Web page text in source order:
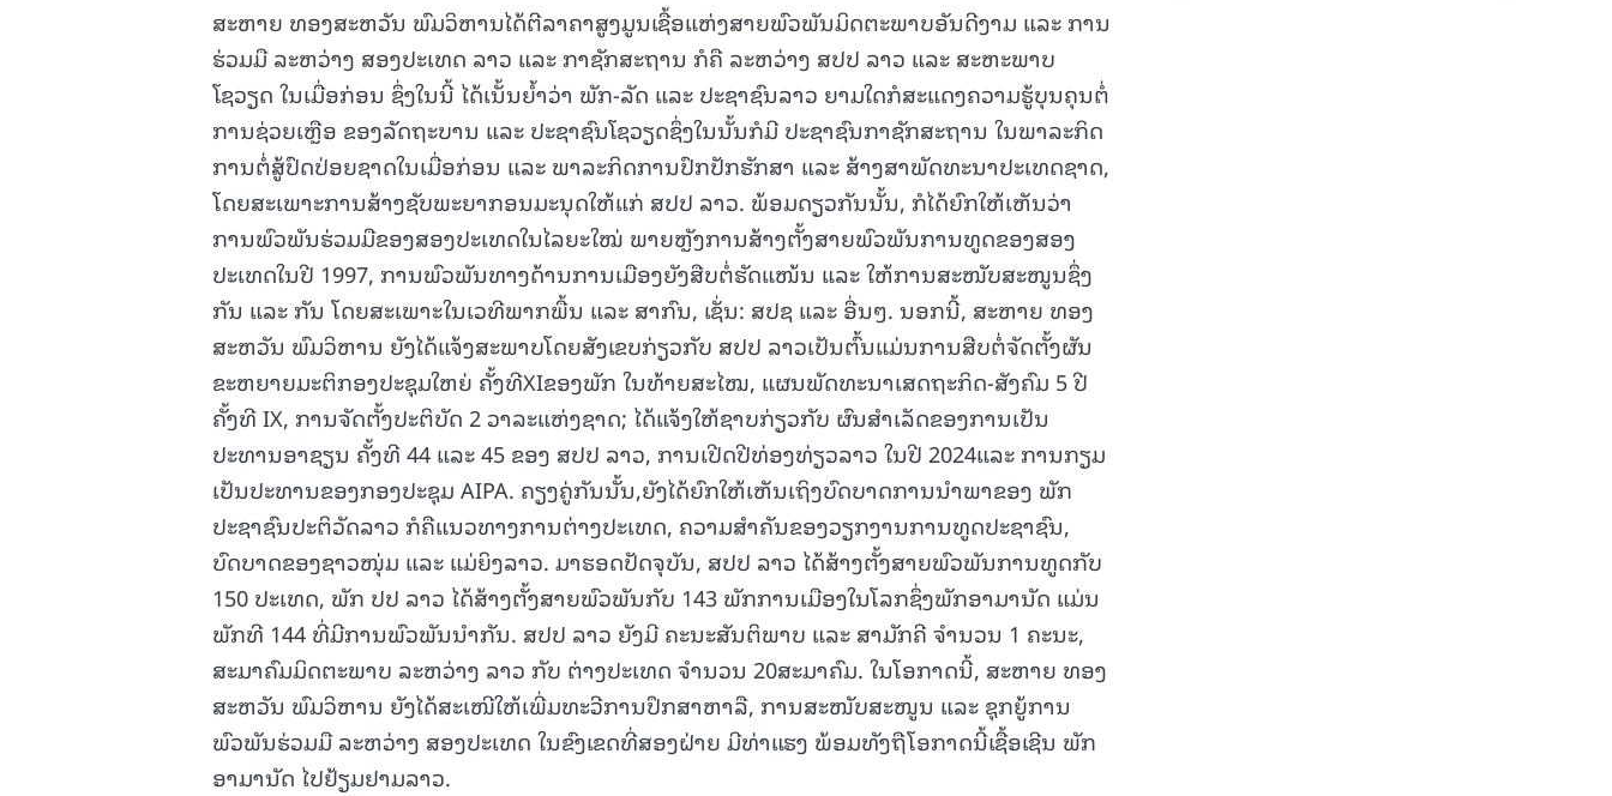
ສະຫາຍ ທອງສະຫວັນ ພົມວິຫານໄດ້ຕີລາຄາສູງມູນເຊື້ອແຫ່ງສາຍພົວພັນມິດຕະພາບອັນດີງາມ ແລະ ການ
ຮ່ວມມື ລະຫວ່າງ ສອງປະເທດ ລາວ ແລະ ກາຊັກສະຖານ ກໍຄື ລະຫວ່າງ ສປປ ລາວ ແລະ ສະຫະພາບ
ໂຊວຽດ ໃນເມື່ອກ່ອນ ຊຶ່ງໃນນີ້ ໄດ້ເນັ້ນຍໍ້າວ່າ ພັກ-ລັດ ແລະ ປະຊາຊົນລາວ ຍາມໃດກໍສະແດງຄວາມຮູ້ບຸນຄຸນຕໍ່
ການຊ່ວຍເຫຼືອ ຂອງລັດຖະບານ ແລະ ປະຊາຊົນໂຊວຽດຊຶ່ງໃນນັ້ນກໍມີ ປະຊາຊົນກາຊັກສະຖານ ໃນພາລະກິດ
ການຕໍ່ສູ້ປົດປ່ອຍຊາດໃນເມື່ອກ່ອນ ແລະ ພາລະກິດການປົກປັກຮັກສາ ແລະ ສ້າງສາພັດທະນາປະເທດຊາດ,
ໂດຍສະເພາະການສ້າງຊັບພະຍາກອນມະນຸດໃຫ້ແກ່ ສປປ ລາວ. ພ້ອມດຽວກັນນັ້ນ, ກໍໄດ້ຍົກໃຫ້ເຫັນວ່າ
ການພົວພັນຮ່ວມມືຂອງສອງປະເທດໃນໄລຍະໃໝ່ ພາຍຫຼັງການສ້າງຕັ້ງສາຍພົວພັນການທູດຂອງສອງ
ປະເທດໃນປີ 1997, ການພົວພັນທາງດ້ານການເມືອງຍັງສືບຕໍ່ຮັດແໜ້ນ ແລະ ໃຫ້ການສະໜັບສະໜູນຊຶ່ງ
ກັນ ແລະ ກັນ ໂດຍສະເພາະໃນເວທີພາກພື້ນ ແລະ ສາກົນ, ເຊັ່ນ: ສປຊ ແລະ ອື່ນໆ. ນອກນີ້, ສະຫາຍ ທອງ
ສະຫວັນ ພົມວິຫານ ຍັງໄດ້ແຈ້ງສະພາບໂດຍສັງເຂບກ່ຽວກັບ ສປປ ລາວເປັນຕົ້ນແມ່ນການສືບຕໍ່ຈັດຕັ້ງຜັນ
ຂະຫຍາຍມະຕິກອງປະຊຸມໃຫຍ່ ຄັ້ງທີXIຂອງພັກ ໃນທ້າຍສະໄໝ, ແຜນພັດທະນາເສດຖະກິດ-ສັງຄົມ 5 ປີ
ຄັ້ງທີ IX, ການຈັດຕັ້ງປະຕິບັດ 2 ວາລະແຫ່ງຊາດ; ໄດ້ແຈ້ງໃຫ້ຊາບກ່ຽວກັບ ຜົນສໍາເລັດຂອງການເປັນ
ປະທານອາຊຽນ ຄັ້ງທີ 44 ແລະ 45 ຂອງ ສປປ ລາວ, ການເປີດປີທ່ອງທ່ຽວລາວ ໃນປີ 2024ແລະ ການກຽມ
ເປັນປະທານຂອງກອງປະຊຸມ AIPA. ຄຽງຄູ່ກັນນັ້ນ,ຍັງໄດ້ຍົກໃຫ້ເຫັນເຖິງບົດບາດການນໍາພາຂອງ ພັກ
ປະຊາຊົນປະຕິວັດລາວ ກໍຄືແນວທາງການຕ່າງປະເທດ, ຄວາມສໍາຄັນຂອງວຽກງານການທູດປະຊາຊົນ,
ບົດບາດຂອງຊາວໜຸ່ມ ແລະ ແມ່ຍິງລາວ. ມາຮອດປັດຈຸບັນ, ສປປ ລາວ ໄດ້ສ້າງຕັ້ງສາຍພົວພັນການທູດກັບ
150 ປະເທດ, ພັກ ປປ ລາວ ໄດ້ສ້າງຕັ້ງສາຍພົວພັນກັບ 143 ພັກການເມືອງໃນໂລກຊຶ່ງພັກອາມານັດ ແມ່ນ
ພັກທີ 144 ທີ່ມີການພົວພັນນໍາກັນ. ສປປ ລາວ ຍັງມີ ຄະນະສັນຕິພາບ ແລະ ສາມັກຄີ ຈຳນວນ 1 ຄະນະ,
ສະມາຄົມມິດຕະພາບ ລະຫວ່າງ ລາວ ກັບ ຕ່າງປະເທດ ຈໍານວນ 20ສະມາຄົມ. ໃນໂອກາດນີ້, ສະຫາຍ ທອງ
ສະຫວັນ ພົມວິຫານ ຍັງໄດ້ສະເໜີໃຫ້ເພີ່ມທະວີການປຶກສາຫາລື, ການສະໜັບສະໜູນ ແລະ ຊຸກຍູ້ການ
ພົວພັນຮ່ວມມື ລະຫວ່າງ ສອງປະເທດ ໃນຂົງເຂດທີ່ສອງຝ່າຍ ມີທ່າແຮງ ພ້ອມທັງຖືໂອກາດນີ້ເຊື້ອເຊີນ ພັກ
ອາມານັດ ໄປຢ້ຽມຢາມລາວ.